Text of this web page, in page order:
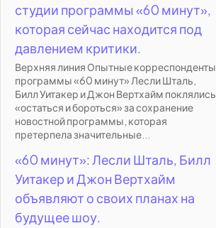
студии программы «60 минут»,
которая сейчас находится под
давлением критики.
Верхняя линия Опытные корреспонденты
программы «60 минут» Лесли Шталь,
Билл Уитакер и Джон Вертхайм поклялись
«остаться и бороться» за сохранение
новостной программы, которая
претерпела значительные...
«60 минут»: Лесли Шталь, Билл
Уитакер и Джон Вертхайм
объявляют о своих планах на
будущее шоу.